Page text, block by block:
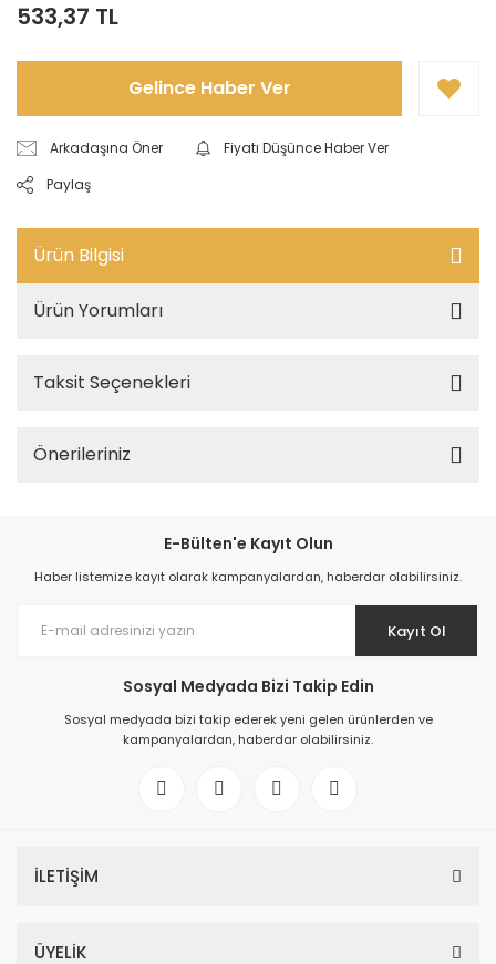
533,37 TL
Gelince Haber Ver
Arkadaşına Öner
Fiyatı Düşünce Haber Ver
Paylaş
Ürün Bilgisi
Ürün Yorumları
Taksit Seçenekleri
Önerileriniz
E-Bülten'e Kayıt Olun
Haber listemize kayıt olarak kampanyalardan, haberdar olabilirsiniz.
Kayıt Ol
Sosyal Medyada Bizi Takip Edin
Sosyal medyada bizi takip ederek yeni gelen ürünlerden ve
kampanyalardan, haberdar olabilirsiniz.
İLETİŞİM
ÜYELİK